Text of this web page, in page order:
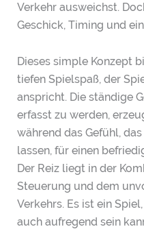
Verkehr ausweichst.
Geschick, Timing und
Dieses simple Konzept
tiefen Spielspaß, der
anspricht. Die ständige
erfasst zu werden,
während das Gefühl,
lassen, für einen
Der Reiz liegt in der
Steuerung und dem
Verkehrs. Es ist ein
auch aufregend sein